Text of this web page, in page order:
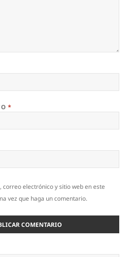
*
correo electrónico y sitio web en este
vez que haga un comentario.